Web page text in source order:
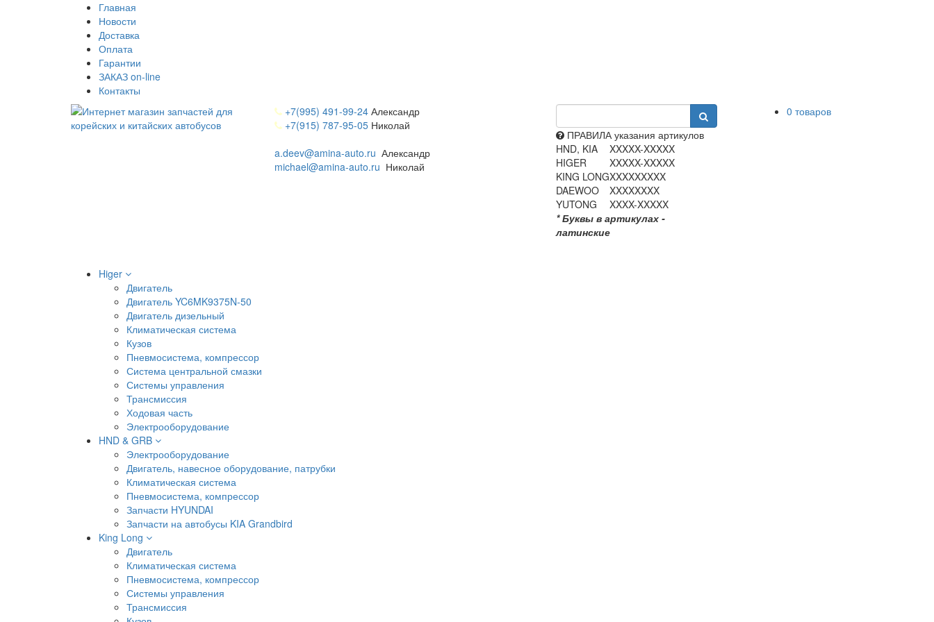
Главная
Новости
Доставка
Оплата
Гарантии
ЗАКАЗ on-line
Контакты
+7(995) 491-99-24Александр
+7(915) 787-95-05Николай
a.deev@amina-auto.ru Александр
michael@amina-auto.ru Николай
ПРАВИЛА указания артикулов
HND, KIA
XXXXX-XXXXX
HIGER
XXXXX-XXXXX
KING LONGXXXXXXXXX
DAEWOO
XXXXXXXX
YUTONG
XXXX-XXXXX
* Буквы в артикулах -
латинские
0 товаров
Higer
Двигатель
Двигатель YC6MK9375N-50
Двигатель дизельный
Климатическая система
Кузов
Пневмосистема, компрессор
Система центральной смазки
Системы управления
Трансмиссия
Ходовая часть
Электрооборудование
HND & GRB
Электрооборудование
Двигатель, навесное оборудование, патрубки
Климатическая система
Пневмосистема, компрессор
Запчасти HYUNDAI
Запчасти на автобусы KIA Grandbird
King Long
Двигатель
Климатическая система
Пневмосистема, компрессор
Системы управления
Трансмиссия